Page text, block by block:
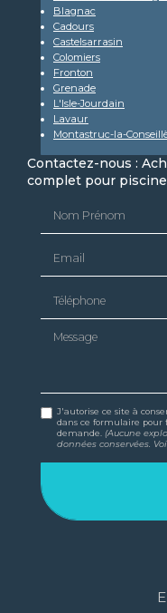
Blagnac
Cadours
Castelsarrasin
Colomiers
Fronton
Grenade
L'Isle-Jourdain
Lavaur
Montastruc-la-
Contactez-nous :
complet pour
Message
J'autorise ce site à
dans ce formulaire
demande. (Aucune
données conservées.